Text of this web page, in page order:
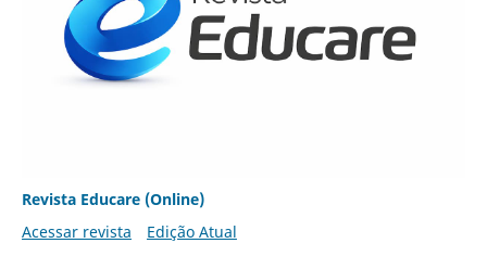
Revista Educare (Online)
Acessar revista
Edição Atual